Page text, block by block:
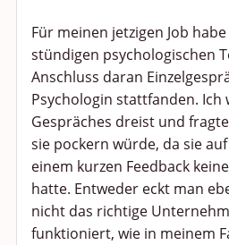
Für meinen jetzigen Job
stündigen psychologischen
Anschluss daran
Psychologin stattfanden. Ich
Gespräches dreist und
sie pockern würde, da sie
einem kurzen Feedback
hatte. Entweder eckt man
nicht das richtige
funktioniert, wie in meinem